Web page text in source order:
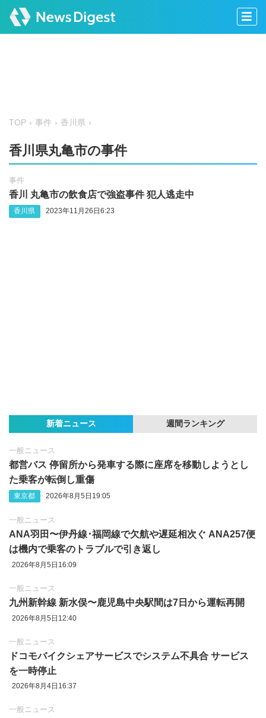
TOP 事件 香川県
香川県丸亀市の事件
事件
香川 丸亀市の飲食店で強盗事件 犯人逃走中
香川県 2023年11月26日6:23
新着ニュース 週間ランキング
一般ニュース
都営バス 停留所から発車する際に座席を移動しようとし
た乗客が転倒し重傷
東京都 2026年8月5日19:05
一般ニュース
ANA羽田〜伊丹線･福岡線で欠航や遅延相次ぐ ANA257便
は機内で乗客のトラブルで引き返し
2026年8月5日16:09
一般ニュース
九州新幹線 新水俣〜鹿児島中央駅間は7日から運転再開
2026年8月5日12:40
一般ニュース
ドコモバイクシェアサービスでシステム不具合 サービス
を一時停止
2026年8月4日16:37
一般ニュース